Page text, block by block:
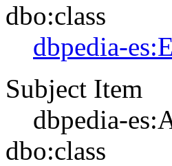
dbo:class
dbpedia-
Subject Item
dbpedia-
dbo:class